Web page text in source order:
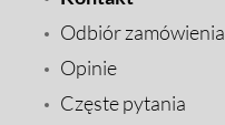
Odbiór zamówienia
Opinie
Częste pytania